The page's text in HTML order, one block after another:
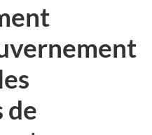
de